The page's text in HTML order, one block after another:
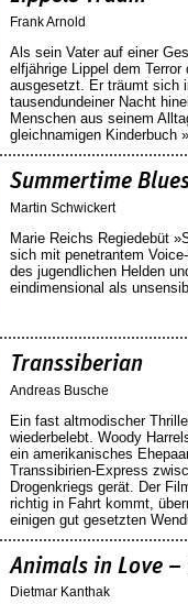
Frank Arnold
Als sein Vater auf einer
elfjährige Lippel dem Terror
ausgesetzt. Er träumt sich
tausendundeiner Nacht
Menschen aus seinem
gleichnamigen Kinderbuch
Summertime
Martin Schwickert
Marie Reichs Regiedebüt
sich mit penetrantem
des jugendlichen Helden
eindimensional als
Transsiberian
Andreas Busche
Ein fast altmodischer
wiederbelebt. Woody
ein amerikanisches
Transsibirien-Express
Drogenkriegs gerät. Der
richtig in Fahrt kommt,
einigen gut gesetzten
Animals in Love
Dietmar Kanthak